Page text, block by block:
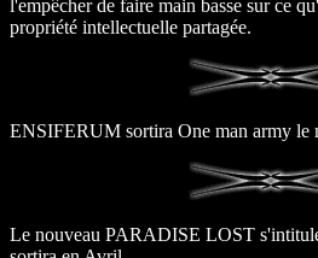
l'empêcher de faire main basse sur ce
propriété intellectuelle partagée.
ENSIFERUM sortira One man army le
Le nouveau PARADISE LOST